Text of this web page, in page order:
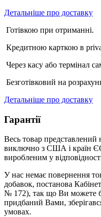
Детальніше про доставку
Готівкою при отриманні.
Кредитною карткою в
Через касу або термінал
Безготівковий на
Детальніше про доставку
Гарантії
Весь товар представлений
виключно з США і країн
виробленим у
У нас немає повернення
добавок, постанова
№ 172), так що Ви можете
придбаний Вами,
умовах.